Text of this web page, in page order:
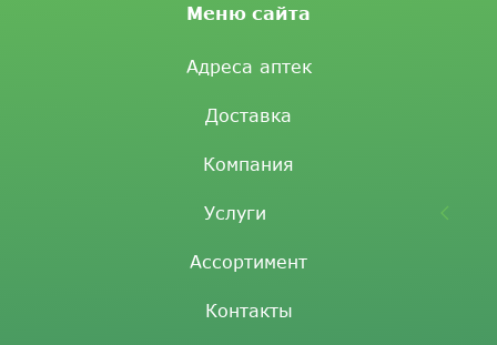
Меню сайта
Адреса аптек
Доставка
Компания
Услуги
Ассортимент
Контакты